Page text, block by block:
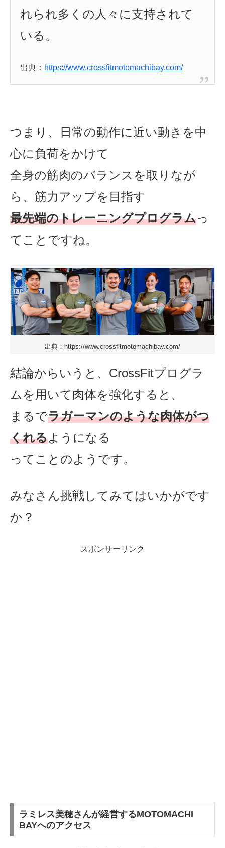
れられ多くの人々に支持されて
いる。
出典： https://www.crossfitmotomachibay.com/
つまり、日常の動作に近い動きを中
心に負荷をかけて
全身の筋肉のバラン スを取りなが
ら、筋力アップを目指す
最先端のトレーニングプログラムっ
てことですね。
出典：https://www.crossfitmotomachibay.com/
結論からいうと、CrossFitプログラ
ムを用いて肉体を強化すると、
まるでラガーマンのような肉体がつ
くれるようになる
ってことのようです。
みなさん挑戦してみてはいかがです
か？
スポンサーリンク
ラミレス美穂さんが経営するMOTOMACHI
BAYへのアクセス